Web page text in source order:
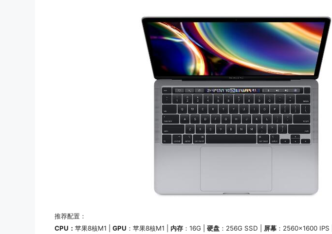
推荐配置：
CPU： 苹果8核M1 | GPU ：苹果8核M1 | 内存 ：16G | 硬盘 ：256G SSD | 屏幕 ：2560×1600 IPS |